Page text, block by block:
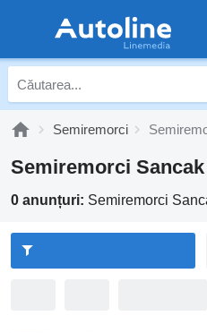
Semiremorci
Semiremorci
0 anunțuri: Semiremorci